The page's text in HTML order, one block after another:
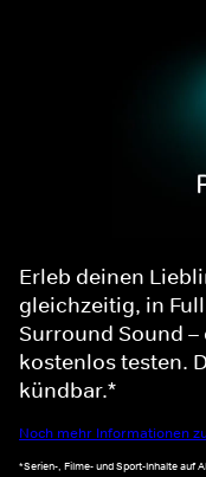
Erleb deinen
gleichzeitig, in
Surround Sound –
kostenlos testen.
kündbar.*
Noch mehr Informationen
*Serien-, Filme- und Sport-Inhalte auf